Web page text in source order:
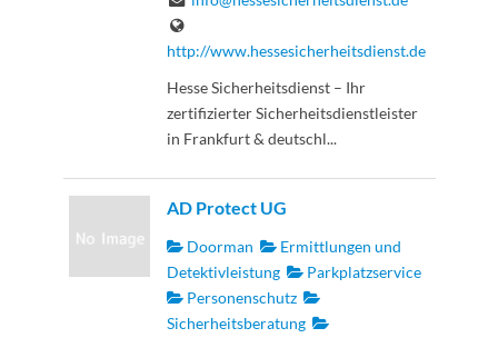
http://www.hessesicherheitsdienst.de
Hesse Sicherheitsdienst – Ihr
zertifizierter Sicherheitsdienstleister
in Frankfurt & deutschl...
AD Protect UG
Doorman
Ermittlungen und
Detektivleistung
Parkplatzservice
Personenschutz
Sicherheitsberatung